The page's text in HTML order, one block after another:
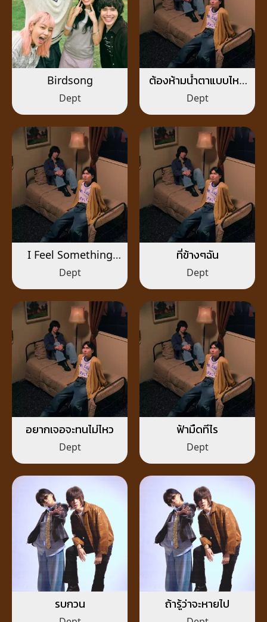
Birdsong
Dept
ต้องห้ามน้ำตาแบบไหน
(Lacrimal Gland)
Dept
I Feel Something
Like That
Dept
ที่ข้างๆฉัน
Dept
อยากเจอจะทนไม่ไหว
Dept
ฟ้ามืดทีไร
Dept
รบกวน ถ้ารู้ว่าจะหายไป